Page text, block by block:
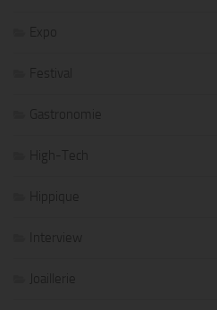
Expo
Festival
Gastronomie
High-Tech
Hippique
Interview
Joaillerie